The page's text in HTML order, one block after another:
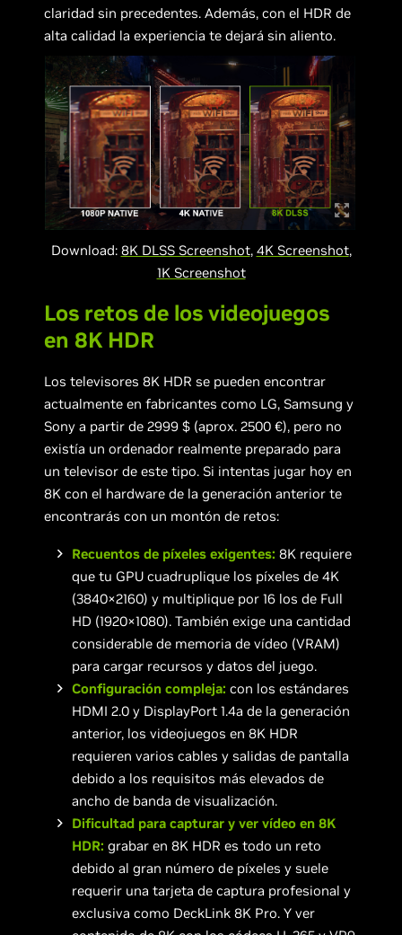
claridad sin precedentes. Además, con el HDR de
alta calidad la experiencia te dejará sin aliento.
Download: 8K DLSS Screenshot, 4K Screenshot,
1K Screenshot
Los retos de los videojuegos
en 8K HDR
Los televisores 8K HDR se pueden encontrar
actualmente en fabricantes como LG, Samsung y
Sony a partir de 2999 $ (aprox. 2500 €), pero no
existía un ordenador realmente preparado para
un televisor de este tipo. Si intentas jugar hoy en
8K con el hardware de la generación anterior te
encontrarás con un montón de retos:
Recuentos de píxeles exigentes: 8K requiere
que tu GPU cuadruplique los píxeles de 4K
(3840×2160) y multiplique por 16 los de Full
HD (1920×1080). También exige una cantidad
considerable de memoria de vídeo (VRAM)
para cargar recursos y datos del juego.
Configuración compleja: con los estándares
HDMI 2.0 y DisplayPort 1.4a de la generación
anterior, los videojuegos en 8K HDR
requieren varios cables y salidas de pantalla
debido a los requisitos más elevados de
ancho de banda de visualización.
Dificultad para capturar y ver vídeo en 8K
HDR: grabar en 8K HDR es todo un reto
debido al gran número de píxeles y suele
requerir una tarjeta de captura profesional y
exclusiva como DeckLink 8K Pro. Y ver